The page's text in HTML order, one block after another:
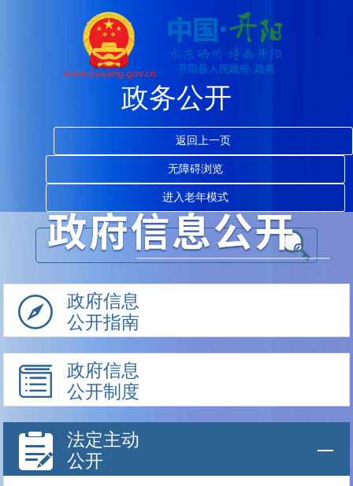
政务公开
返回上一页
无障碍浏览
进入老年模式
政府信息
公开指南
政府信息
公开制度
法定主动
公开